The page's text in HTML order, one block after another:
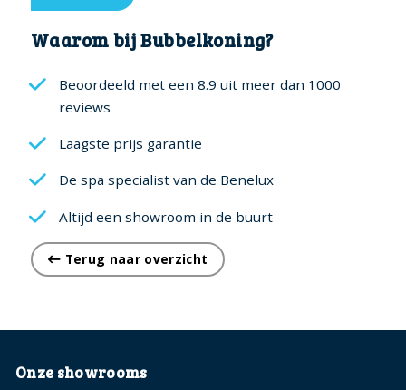
aantal
Waarom bij Bubbelkoning?
Beoordeeld met een 8.9 uit meer dan 1000
reviews
Laagste prijs garantie
De spa specialist van de Benelux
Altijd een showroom in de buurt
Terug naar overzicht
Onze showrooms